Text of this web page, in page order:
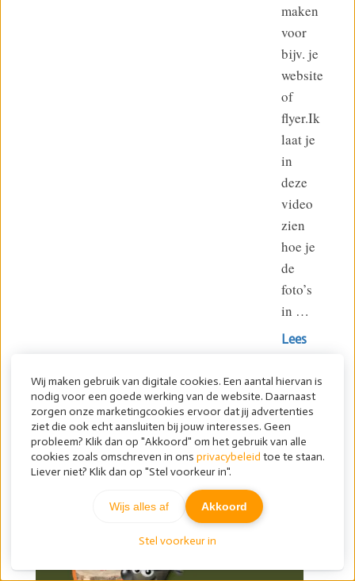
maken
voor
bijv. je
website
of
flyer.Ik
laat je
in
deze
video
zien
hoe je
de
foto’s
in …
Lees
Wij maken gebruik van digitale cookies. Een aantal hiervan is
nodig voor een goede werking van de website. Daarnaast
zorgen onze marketingcookies ervoor dat jij advertenties
ziet die ook echt aansluiten bij jouw interesses. Geen
probleem? Klik dan op "Akkoord" om het gebruik van alle
cookies zoals omschreven in ons privacybeleid toe te staan.
Liever niet? Klik dan op "Stel voorkeur in".
Stel voorkeur in
Wijs alles af Akkoord